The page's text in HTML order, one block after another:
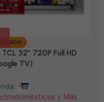
32” 720P Full HD
TV)
y Más